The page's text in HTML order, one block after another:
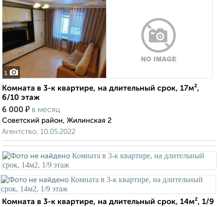
1
Комната в 3-к квартире, на длительный срок, 17м²,
6/10 этаж
6 000 ₽ в месяц
Советский район, Жилинская 2
Агентство, 10.05.2022
Комната в 3-к квартире, на длительный срок, 14м², 1/9